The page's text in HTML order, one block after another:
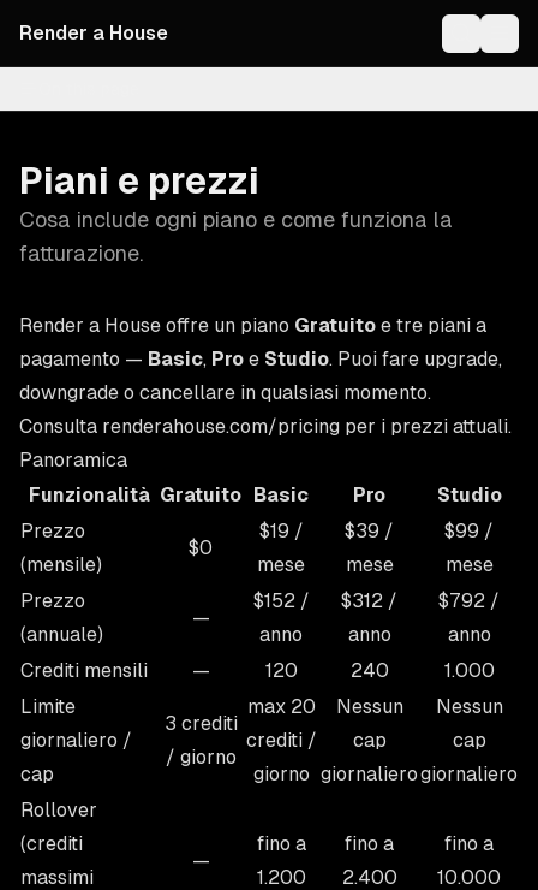
Render a House
Piani e prezzi
Cosa include ogni piano e come funziona la
fatturazione.
Render a House offre un piano Gratuito e tre piani a
pagamento — Basic, Pro e Studio. Puoi fare upgrade,
downgrade o cancellare in qualsiasi momento.
Consulta renderahouse.com/pricing per i prezzi attuali.
Panoramica
Funzionalità Gratuito Basic Pro
Studio
Prezzo
(mensile)
$0
$19 /
mese
$39 /
mese
$99 /
mese
Prezzo
(annuale)
—
$152 /
anno
$312 /
anno
$792 /
anno
Crediti mensili
— 120 240
1.000
Limite
giornaliero /
cap
3 crediti
/ giorno
max 20
crediti /
giorno
Nessun
cap
giornaliero
Nessun
cap
giornaliero
Rollover
(crediti
massimi
—
fino a
1.200
fino a
2.400
fino a
10.000